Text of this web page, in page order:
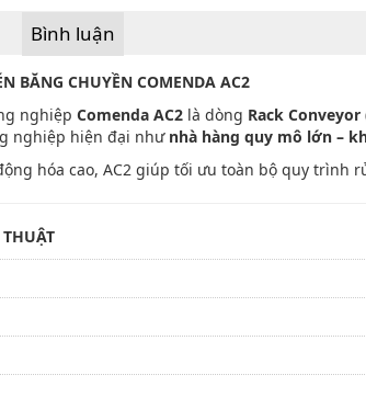
Bình luận
BĂNG CHUYỀN COMENDA AC2
nghiệpComenda AC2 là dòng Rack
nghiệp hiện đại như nhà hàng quy mô lớn –
hóa cao, AC2 giúp tối ưu toàn bộ quy trình